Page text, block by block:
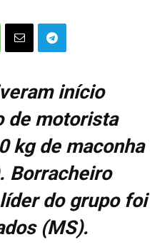
início
de motorista
kg de maconha
Borracheiro
do grupo foi
(MS).